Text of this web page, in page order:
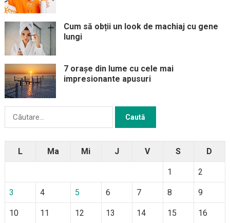
Cum să obții un look de machiaj cu gene
lungi
7 orașe din lume cu cele mai
impresionante apusuri
Caută
L Ma Mi J V S D
1 2
3 4 5 6 7 8 9
10 11 12 13 14 15 16